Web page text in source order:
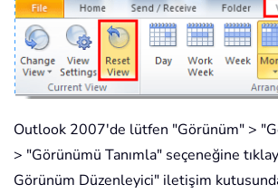
Outlook 2007'de lütfen "Görünüm" >
> "Görünümü Tanımla" seçeneğine
Görünüm Düzenleyici" iletişim